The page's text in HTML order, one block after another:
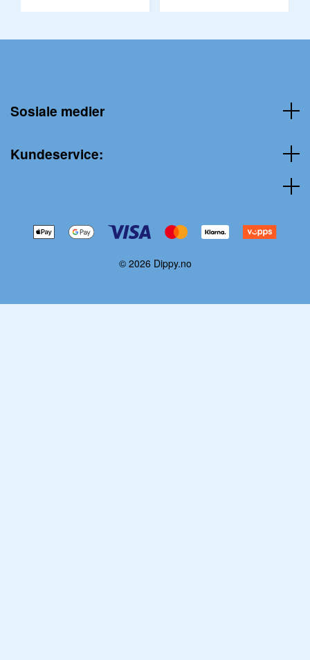
Sosiale medier
Kundeservice:
© 2026 Dippy.no